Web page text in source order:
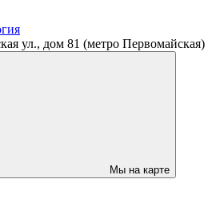
ул., дом 81 (метро Первомайская)
Мы на карте